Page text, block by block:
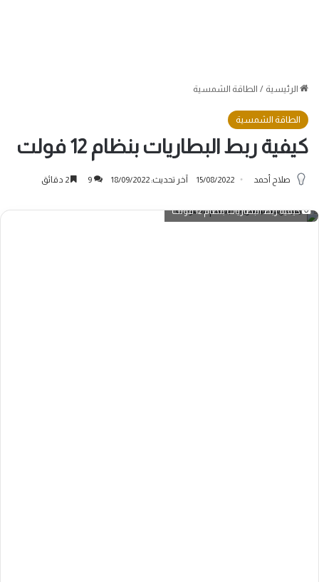
الرئيسية / الطاقة الشمسية
الطاقة الشمسية
كيفية ربط البطاريات بنظام 12 فولت
صلاح أحمد 15/08/2022 آخر تحديث: 18/09/2022 9
كيفية ربط البطاريات بنظام 12 فولت